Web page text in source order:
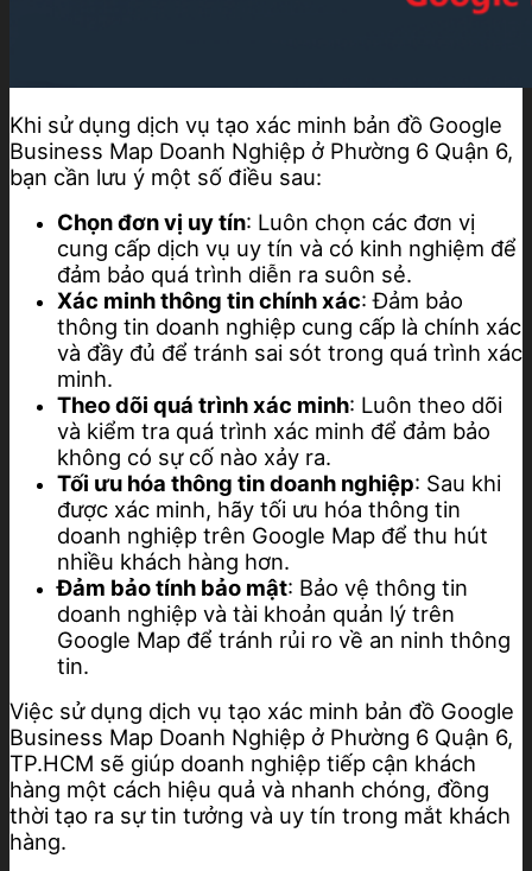
Khi sử dụng dịch vụ tạo xác minh bản đồ Google
Business Map Doanh Nghiệp ở Phường 6 Quận 6,
bạn cần lưu ý một số điều sau:
Chọn đơn vị uy tín: Luôn chọn các đơn vị
cung cấp dịch vụ uy tín và có kinh nghiệm để
đảm bảo quá trình diễn ra suôn sẻ.
Xác minh thông tin chính xác: Đảm bảo
thông tin doanh nghiệp cung cấp là chính xác
và đầy đủ để tránh sai sót trong quá trình xác
minh.
Theo dõi quá trình xác minh: Luôn theo dõi
và kiểm tra quá trình xác minh để đảm bảo
không có sự cố nào xảy ra.
Tối ưu hóa thông tin doanh nghiệp: Sau khi
được xác minh, hãy tối ưu hóa thông tin
doanh nghiệp trên Google Map để thu hút
nhiều khách hàng hơn.
Đảm bảo tính bảo mật: Bảo vệ thông tin
doanh nghiệp và tài khoản quản lý trên
Google Map để tránh rủi ro về an ninh thông
tin.
Việc sử dụng dịch vụ tạo xác minh bản đồ Google
Business Map Doanh Nghiệp ở Phường 6 Quận 6,
TP.HCM sẽ giúp doanh nghiệp tiếp cận khách
hàng một cách hiệu quả và nhanh chóng, đồng
thời tạo ra sự tin tưởng và uy tín trong mắt khách
hàng.